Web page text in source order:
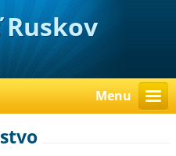
Menu